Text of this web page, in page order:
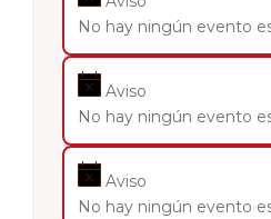
No hay ningún evento
Aviso
No hay ningún evento
Aviso
No hay ningún evento